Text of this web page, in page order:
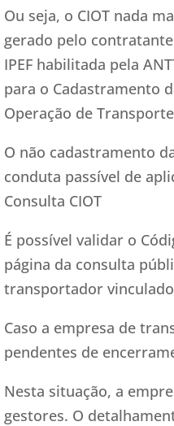
Ou seja, o CIOT nada
gerado pelo
IPEF habilitada pela
para o Cadastramento
Operação de Transporte
O não cadastramento
conduta passível de
Consulta CIOT
É possível validar o
página da consulta
transportador
Caso a empresa de
pendentes de
Nesta situação, a
gestores. O